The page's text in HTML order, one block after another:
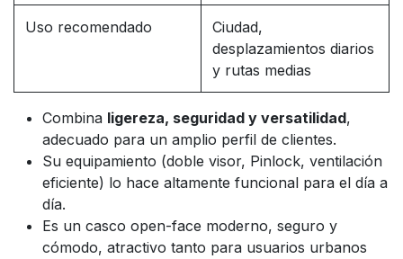
Uso recomendado
Ciudad,
desplazamientos diarios
y rutas medias
Combina ligereza, seguridad y versatilidad,
adecuado para un amplio perfil de clientes.
Su equipamiento (doble visor, Pinlock, ventilación
eficiente) lo hace altamente funcional para el día a
día.
Es un casco open-face moderno, seguro y
cómodo, atractivo tanto para usuarios urbanos